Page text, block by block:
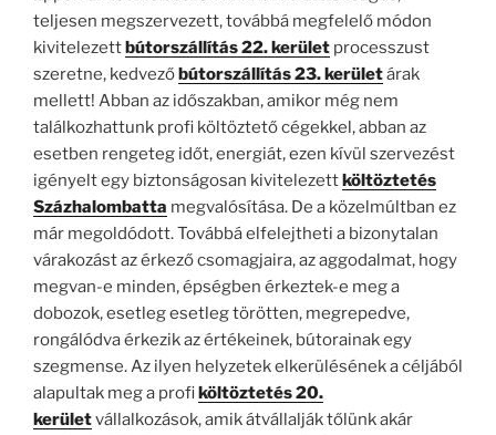
teljesen megszervezett, továbbá megfelelő módon
kivitelezettbútorszállítás 22. kerület processzust
szeretne, kedvezőbútorszállítás 23. kerületárak
mellett! Abban az időszakban, amikor még nem
találkozhattunk profi költöztető cégekkel, abban az
esetben rengeteg időt, energiát, ezen kívül szervezést
igényelt egy biztonságosan kivitelezettköltöztetés
Százhalombatta megvalósítása. De a közelmúltban ez
már megoldódott. Továbbá elfelejtheti a bizonytalan
várakozást az érkező csomagjaira, az aggodalmat, hogy
megvan-e minden, épségben érkeztek-e meg a
dobozok, esetleg esetleg törötten, megrepedve,
rongálódva érkezik az értékeinek, bútorainak egy
szegmense. Az ilyen helyzetek elkerülésének a céljából
alapultak meg a profiköltöztetés 20.
kerületvállalkozások, amik átvállalják tőlünk akár